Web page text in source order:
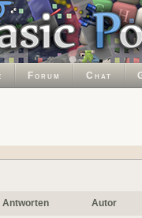
Forum Chat
Antworten Autor